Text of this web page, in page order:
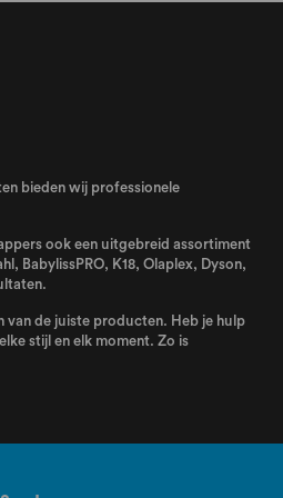
bieden wij professionele
ook een uitgebreid assortiment
, BabylissPRO, K18, Olaplex, Dyson,
van de juiste producten. Heb je hulp
stijl en elk moment. Zo is